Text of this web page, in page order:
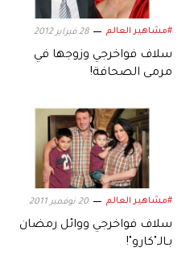
#مشاهير العالم 28 فبراير 2012
سلاف فواخرجي وزوجها في
مرمى الصحافة!
#مشاهير العالم 20 نوفمبر 2011
سلاف فواخرجي ووائل رمضان
بـالـ"كارو"!